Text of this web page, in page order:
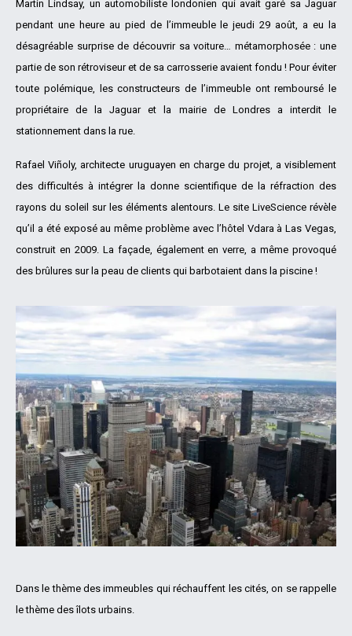
Martin Lindsay, un automobiliste londonien qui avait garé sa Jaguar
pendant une heure au pied de l’immeuble le jeudi 29 août, a eu la
désagréable surprise de découvrir sa voiture… métamorphosée : une
partie de son rétroviseur et de sa carrosserie avaient fondu ! Pour éviter
toute polémique, les constructeurs de l’immeuble ont remboursé le
propriétaire de la Jaguar et la mairie de Londres a interdit le
stationnement dans la rue.
Rafael Viñoly, architecte uruguayen en charge du projet, a visiblement
des difficultés à intégrer la donne scientifique de la réfraction des
rayons du soleil sur les éléments alentours. Le site LiveScience révèle
qu’il a été exposé au même problème avec l’hôtel Vdara à Las Vegas,
construit en 2009. La façade, également en verre, a même provoqué
des brûlures sur la peau de clients qui barbotaient dans la piscine !
Dans le thème des immeubles qui réchauffent les cités, on se rappelle
le thème des îlots urbains.